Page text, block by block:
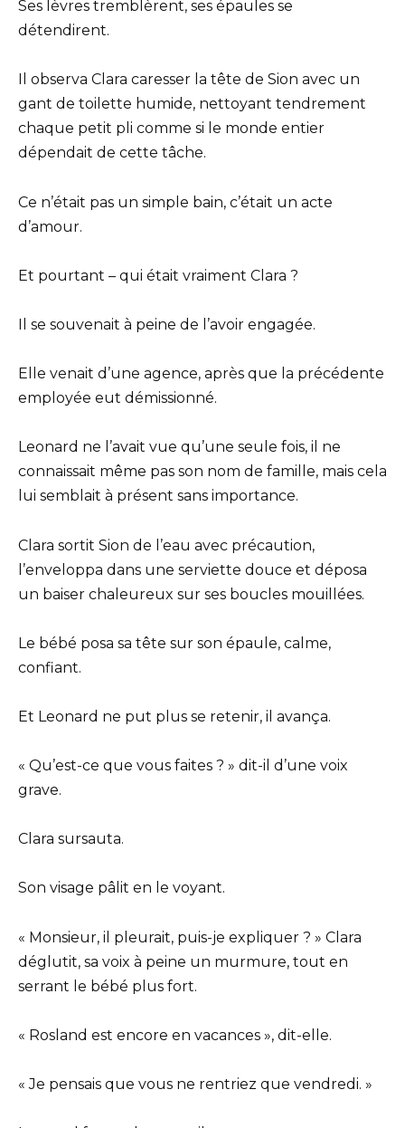
Ses lèvres tremblèrent, ses épaules se
détendirent.
Il observa Clara caresser la tête de Sion avec un
gant de toilette humide, nettoyant tendrement
chaque petit pli comme si le monde entier
dépendait de cette tâche.
Ce n’était pas un simple bain, c’était un acte
d’amour.
Et pourtant – qui était vraiment Clara ?
Il se souvenait à peine de l’avoir engagée.
Elle venait d’une agence, après que la précédente
employée eut démissionné.
Leonard ne l’avait vue qu’une seule fois, il ne
connaissait même pas son nom de famille, mais cela
lui semblait à présent sans importance.
Clara sortit Sion de l’eau avec précaution,
l’enveloppa dans une serviette douce et déposa
un baiser chaleureux sur ses boucles mouillées.
Le bébé posa sa tête sur son épaule, calme,
confiant.
Et Leonard ne put plus se retenir, il avança.
« Qu’est-ce que vous faites ? » dit-il d’une voix
grave.
Clara sursauta.
Son visage pâlit en le voyant.
« Monsieur, il pleurait, puis-je expliquer ? » Clara
déglutit, sa voix à peine un murmure, tout en
serrant le bébé plus fort.
« Rosland est encore en vacances », dit-elle.
« Je pensais que vous ne rentriez que vendredi. »